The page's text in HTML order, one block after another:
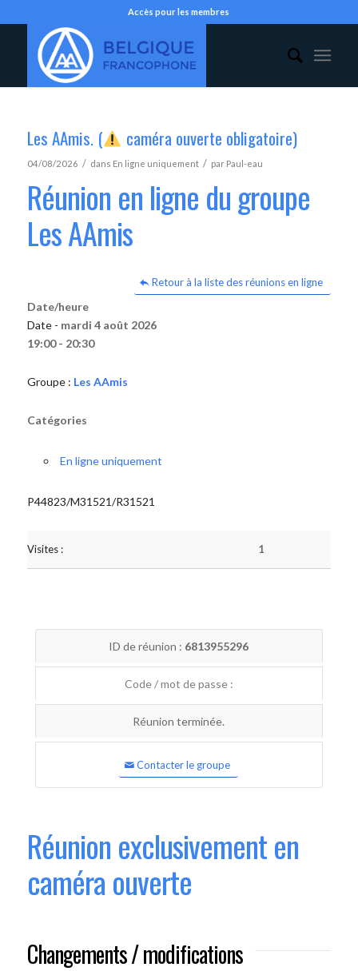
Accès pour les membres
Les AAmis. ( caméra ouverte obligatoire)
04/08/2026 / dans En ligne uniquement / par Paul-eau
Réunion en ligne du groupe
Les AAmis
Retour à la liste des réunions en ligne
Date/heure
Date - mardi 4 août 2026
19:00 - 20:30
Groupe : Les AAmis
Catégories
En ligne uniquement
P44823/M31521/R31521
Visites : 1
ID de réunion : 6813955296
Code / mot de passe :
Réunion terminée.
Contacter le groupe
Réunion exclusivement en
caméra ouverte
Changements / modifications